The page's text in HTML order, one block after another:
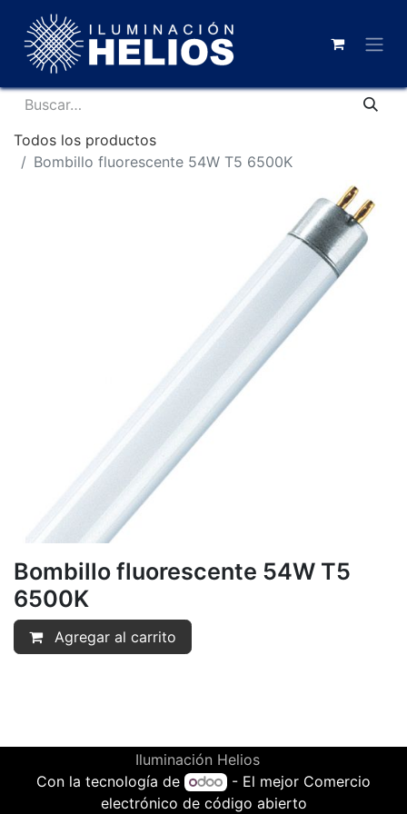
Todos los productos
Bombillo fluorescente 54W T5 6500K
Bombillo fluorescente 54W T5
6500K
Agregar al carrito
Iluminación Helios
Con la tecnología de
- El mejor Comercio
electrónico de código abierto